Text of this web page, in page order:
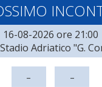
16-08-2026 ore 21:00
Adriatico "G.
- -